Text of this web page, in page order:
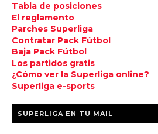
Tabla de posiciones
El reglamento
Parches Superliga
Contratar Pack Fútbol
Baja Pack Fútbol
Los partidos gratis
¿Cómo ver la Superliga online?
Superliga e-sports
SUPERLIGA EN TU MAIL